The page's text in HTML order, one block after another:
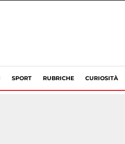
SPORT RUBRICHE CURIOSITÀ